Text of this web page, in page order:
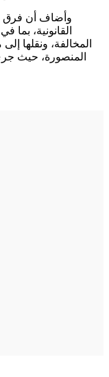
وأضاف أن فرق
القانونية،
المخالفة، ونقلها
المنصورة، حيث